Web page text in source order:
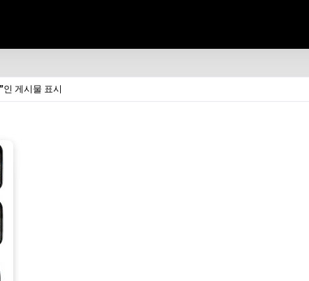
인 게시물 표시